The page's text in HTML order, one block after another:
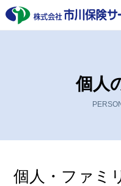
個人
個人・ファミ